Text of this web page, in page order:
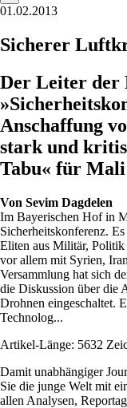
01.02.2013
Sicherer
Der Leiter der
Anschaffung
stark und
Tabu« für Mali
Von Sevim Dagdelen
Im Bayerischen Hof in
Sicherheitskonferenz.
Eliten aus Militär,
vor allem mit Syrien,
Versammlung hat sich
die Diskussion über die
Drohnen eingeschaltet.
Technolog...
Artikel-Länge: 5632
Damit unabhängiger
Sie die junge Welt mit
allen Analysen,